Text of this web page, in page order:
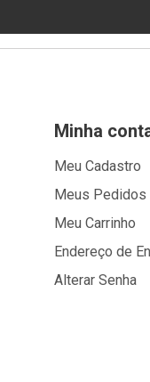
Minha
Meu Cadastro
Meus Pedidos
Meu Carrinho
Endereço de
Alterar Senha